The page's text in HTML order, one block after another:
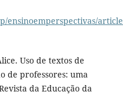
ensinoemperspectivas/
Uso de textos de
de professores: uma
da Educação da